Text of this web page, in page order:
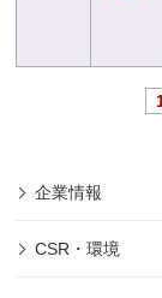
企業情報
CSR・環境